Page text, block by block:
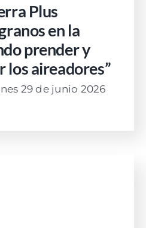
Plus
en la
prender y
los aireadores”
29 de junio 2026